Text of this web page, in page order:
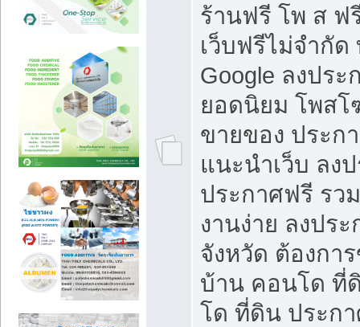
ร้านฟรี โพ ส ฟ
เว็บฟรีไม่จำกัด
Google ลงประ
ยอดนิยม โพส
ขายของ ประก
แนะนำเว็บ ลง
ประกาศฟรี รว
งานง่าย ลงปร
จังหวัด ต้องกา
บ้าน คอนโด ที่
โด ที่ดิน ประก